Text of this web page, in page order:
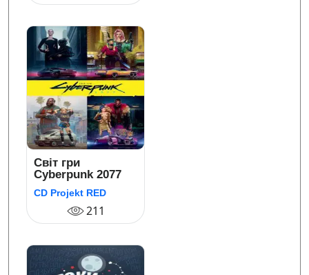
Світ гри
Cyberpunk 2077
CD Projekt RED
211